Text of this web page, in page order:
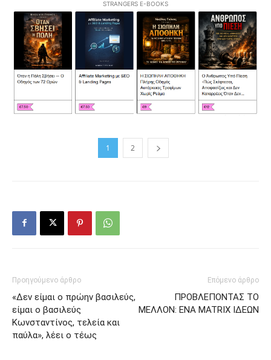
STRANGERS E-BOOKS
1 2
Προηγούμενο άρθρο
«Δεν είμαι ο πρώην βασιλεύς,
είμαι ο βασιλεύς
Κωνσταντίνος, τελεία και
παύλα», λέει ο τέως
Επόμενο άρθρο
ΠΡΟΒΛΕΠΟΝΤΑΣ ΤΟ
ΜΕΛΛΟΝ: ΕΝΑ MATRIX ΙΔΕΩΝ